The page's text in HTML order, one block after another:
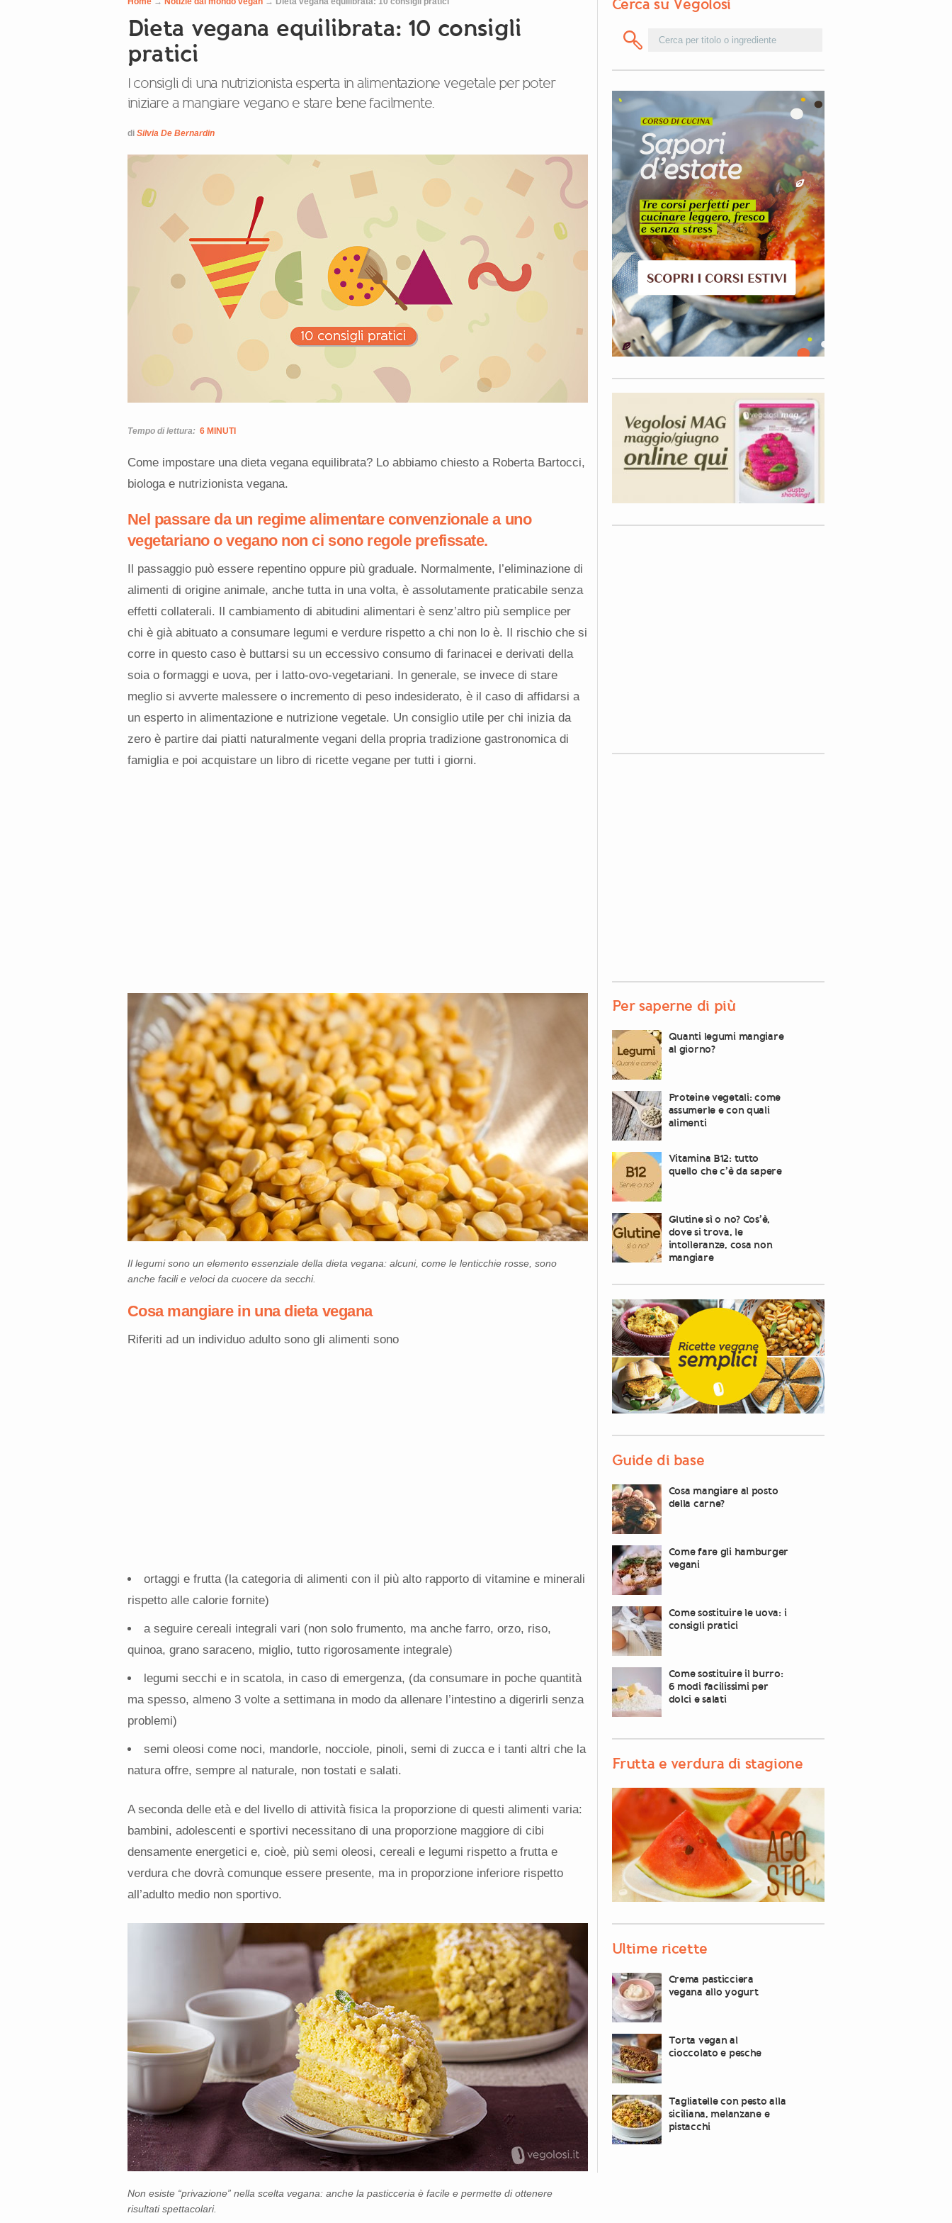
Dieta vegana equilibrata: 10 consigli
pratici
I consigli di una nutrizionista esperta in alimentazione vegetale per poter
iniziare a mangiare vegano e stare bene facilmente.
di Silvia De Bernardin
Tempo di lettura: 6 MINUTI
Come impostare una dieta vegana equilibrata? Lo abbiamo chiesto a Roberta Bartocci,
biologa e nutrizionista vegana.
Nel passare da un regime alimentare convenzionale a uno
vegetariano o vegano non ci sono regole prefissate.
Il passaggio può essere repentino oppure più graduale. Normalmente, l’eliminazione di
alimenti di origine animale, anche tutta in una volta, è assolutamente praticabile senza
effetti collaterali. Il cambiamento di abitudini alimentari è senz’altro più semplice per
chi è già abituato a consumare legumi e verdure rispetto a chi non lo è. Il rischio che si
corre in questo caso è buttarsi su un eccessivo consumo di farinacei e derivati della
soia o formaggi e uova, per i latto-ovo-vegetariani. In generale, se invece di stare
meglio si avverte malessere o incremento di peso indesiderato, è il caso di affidarsi a
un esperto in alimentazione e nutrizione vegetale. Un consiglio utile per chi inizia da
zero è partire dai piatti naturalmente vegani della propria tradizione gastronomica di
famiglia e poi acquistare un libro di ricette vegane per tutti i giorni.
Il legumi sono un elemento essenziale della dieta vegana: alcuni, come le lenticchie rosse, sono
anche facili e veloci da cuocere da secchi.
Cosa mangiare in una dieta vegana
Riferiti ad un individuo adulto sono gli alimenti sono
ortaggi e frutta (la categoria di alimenti con il più alto rapporto di vitamine e minerali
rispetto alle calorie fornite)
a seguire cereali integrali vari (non solo frumento, ma anche farro, orzo, riso,
quinoa, grano saraceno, miglio, tutto rigorosamente integrale)
legumi secchi e in scatola, in caso di emergenza, (da consumare in poche quantità
ma spesso, almeno 3 volte a settimana in modo da allenare l’intestino a digerirli senza
problemi)
semi oleosi come noci, mandorle, nocciole, pinoli, semi di zucca e i tanti altri che la
natura offre, sempre al naturale, non tostati e salati.
A seconda delle età e del livello di attività fisica la proporzione di questi alimenti varia:
bambini, adolescenti e sportivi necessitano di una proporzione maggiore di cibi
densamente energetici e, cioè, più semi oleosi, cereali e legumi rispetto a frutta e
verdura che dovrà comunque essere presente, ma in proporzione inferiore rispetto
all’adulto medio non sportivo.
Non esiste “privazione” nella scelta vegana: anche la pasticceria è facile e permette di ottenere
risultati spettacolari.
Cerca su Vegolosi
Per saperne di più
Quanti legumi mangiare
al giorno?
Proteine vegetali: come
assumerle e con quali
alimenti
Vitamina B12: tutto
quello che c’è da sapere
Glutine sì o no? Cos’è,
dove si trova, le
intolleranze, cosa non
mangiare
Guide di base
Cosa mangiare al posto
della carne?
Come fare gli hamburger
vegani
Come sostituire le uova: i
consigli pratici
Come sostituire il burro:
6 modi facilissimi per
dolci e salati
Frutta e verdura di stagione
Ultime ricette
Crema pasticciera
vegana allo yogurt
Torta vegan al
cioccolato e pesche
Tagliatelle con pesto alla
siciliana, melanzane e
pistacchi